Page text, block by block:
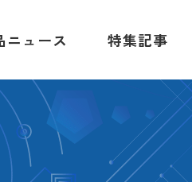
ニュース 特集記事